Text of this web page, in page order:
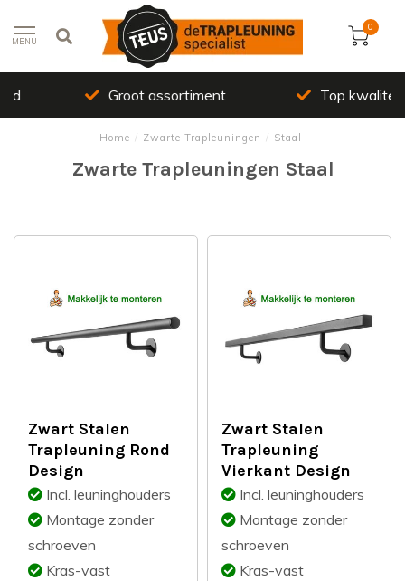
MENU
0
Groot assortiment Top kwaliteit
Home / Zwarte Trapleuningen / Staal
Zwarte Trapleuningen Staal
Zwart Stalen
Trapleuning Rond
Design
Incl. leuninghouders
Montage zonder
schroeven
Kras-vast
Zwart Stalen
Trapleuning
Vierkant Design
Incl. leuninghouders
Montage zonder
schroeven
Kras-vast